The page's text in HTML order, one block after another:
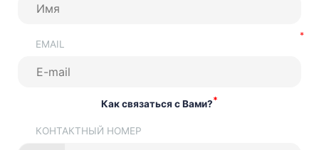
EMAIL
Как связаться с Вами?*
КОНТАКТНЫЙ НОМЕР